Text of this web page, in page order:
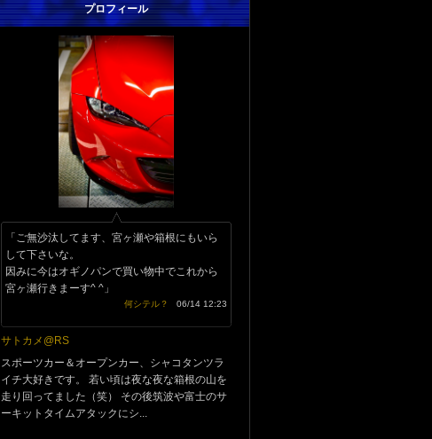
プロフィール
「ご無沙汰してます、宮ヶ瀬や箱根にもいら
して下さいな。
因みに今はオギノパンで買い物中でこれから
宮ヶ瀬行きまーす^ ^」
何シテル？ 06/14 12:23
サトカメ@RS
スポーツカー＆オープンカー、シャコタンツラ
イチ大好きです。 若い頃は夜な夜な箱根の山を
走り回ってました（笑） その後筑波や富士のサ
ーキットタイムアタックにシ...